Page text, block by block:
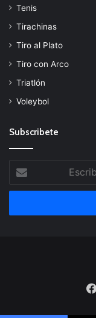
Tenis
Tirachinas
Tiro al Plato
Tiro con Arco
Triatlón
Voleybol
Subscribete
tu
correo